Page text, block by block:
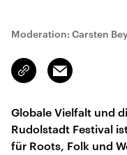
Moderation: Carsten
Link
kopieren/teilen
Email
Globale Vielfalt und
Rudolstadt Festival
für Roots, Folk und